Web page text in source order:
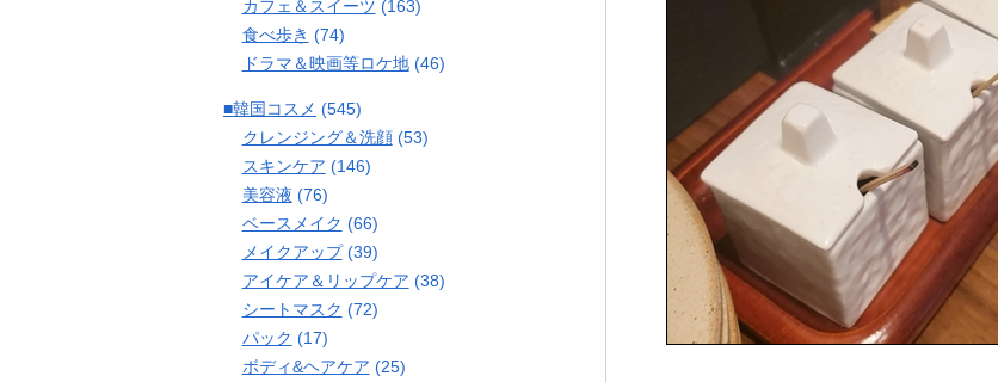
カフェ＆スイーツ (163)
食べ歩き (74)
ドラマ＆映画等ロケ地(46)
■韓国コスメ (545)
クレンジング＆洗顔(53)
スキンケア (146)
美容液 (76)
ベースメイク (66)
メイクアップ(39)
アイケア＆リップケア (38)
シートマスク (72)
パック (17)
ボディ&ヘアケア (25)